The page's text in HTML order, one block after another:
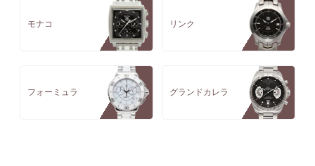
モナコ リンク
フォーミュラ グランドカレラ